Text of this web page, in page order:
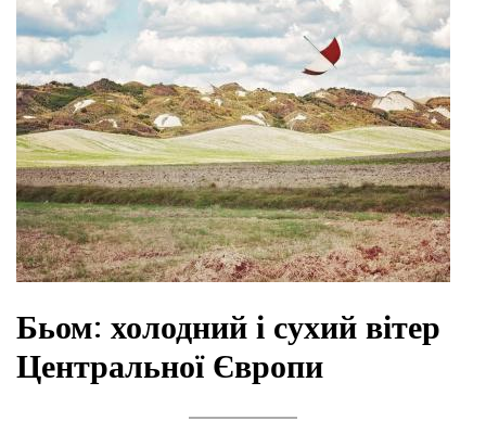
Бьом: холодний і сухий вітер
Центральної Європи